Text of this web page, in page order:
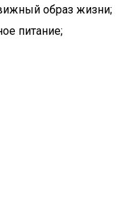
образ жизни;
питание;